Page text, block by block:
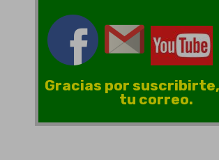
Gracias por
tu correo.